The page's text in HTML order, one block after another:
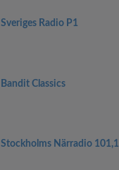
Sveriges Radio P1
Bandit Classics
Stockholms Närradio 101,1